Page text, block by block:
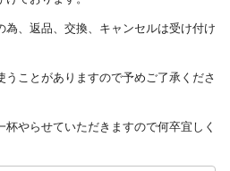
、返品、交換、キャンセルは受け付け
ことがありますので予めご了承くださ
やらせていただきますので何卒宜しく